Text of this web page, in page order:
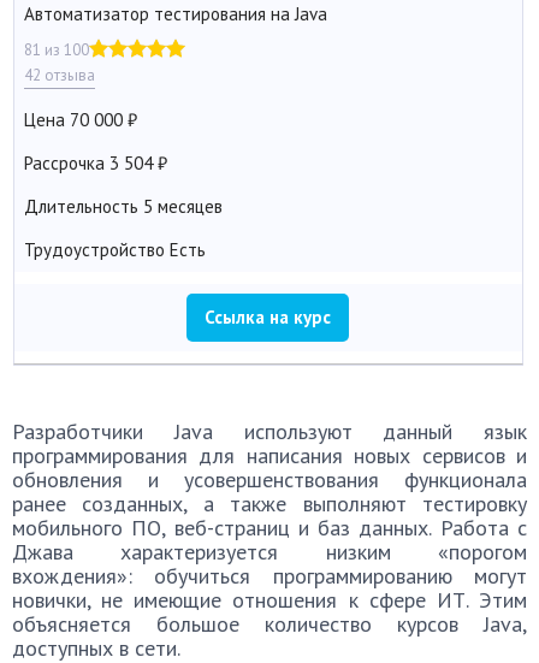
Автоматизатор тестирования на Java
81 из 100
42 отзыва
Цена 70 000
Рассрочка 3 504
Длительность 5 месяцев
Трудоустройство Есть
Ссылка на курс
Разработчики Java используют данный язык
программирования для написания новых сервисов и
обновления и усовершенствования функционала
ранее созданных, а также выполняют тестировку
мобильного ПО, веб-страниц и баз данных. Работа с
Джава характеризуется низким «порогом
вхождения»: обучиться программированию могут
новички, не имеющие отношения к сфере ИТ. Этим
объясняется большое количество курсов Java,
доступных в сети.